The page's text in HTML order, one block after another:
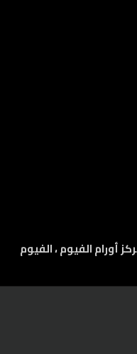
أورام الفيوم ، الفيوم